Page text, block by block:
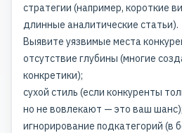
стратегии (например, короткие
длинные аналитические статьи).
Выявите уязвимые места
отсутствие глубины (многие
конкретики);
сухой стиль (если конкуренты
но не вовлекают — это ваш шанс);
игнорирование подкатегорий (в